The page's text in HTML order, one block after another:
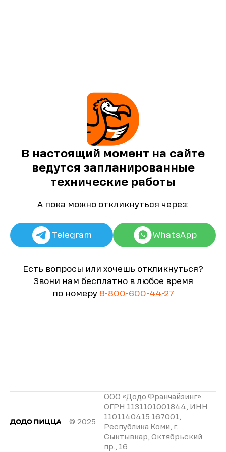
В настоящий момент на сайте
ведутся запланированные
технические работы
А пока можно откликнуться через:
Telegram WhatsApp
Есть вопросы или хочешь откликнуться?
Звони нам бесплатно в любое время
по номеру 8-800-600-44-27
© 2025
ООО «Додо Франчайзинг»
ОГРН 1131101001844, ИНН
1101140415 167001,
Республика Коми, г.
Сыктывкар, Октябрьский
пр., 16